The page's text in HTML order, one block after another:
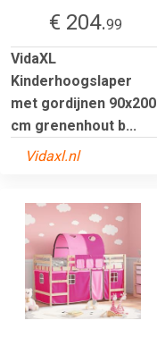
€ 204.99
VidaXL
Kinderhoogslaper
met gordijnen 90x200
cm grenenhout b...
Vidaxl.nl